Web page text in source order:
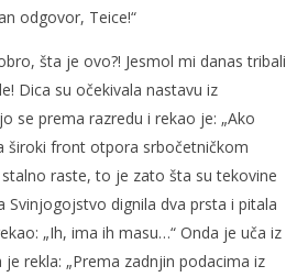
odgovor, Teice!“
šta je ovo?! Jesmol mi danas tribali
Dica su očekivala nastavu iz
se prema razredu i rekao je: „Ako
široki front otpora srbočetničkom
raste, to je zato šta su tekovine
Svinjogojstvo dignila dva prsta i pitala
„Ih, ima ih masu…“ Onda je uča iz
rekla: „Prema zadnjin podacima iz